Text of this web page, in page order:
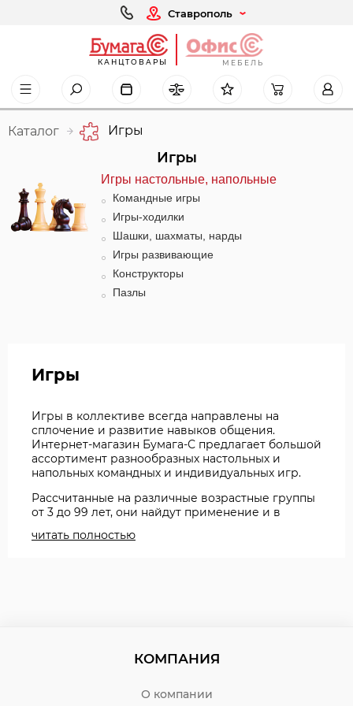
Ставрополь
КАНЦТОВАРЫ МЕБЕЛЬ
Каталог Игры
Игры
Игры
Игры в коллективе всегда направлены на
сплочение и развитие навыков общения.
Интернет-магазин Бумага-С предлагает большой
ассортимент разнообразных настольных и
напольных командных и индивидуальных игр.
Рассчитанные на различные возрастные группы
от 3 до 99 лет, они найдут применение и в
дошкольных и школьных учреждениях, и во
Казалось, что лото и домино давно остались в
читать полностью
Игры настольные, напольные
Командные игры
Игры-ходилки
Шашки, шахматы, нарды
Игры развивающие
Конструкторы
Пазлы
КОМПАНИЯ
О компании